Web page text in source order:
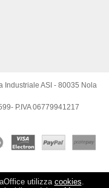
utilizza cookies.
Industriale ASI - 80035 Nola
P.IVA 06779941217